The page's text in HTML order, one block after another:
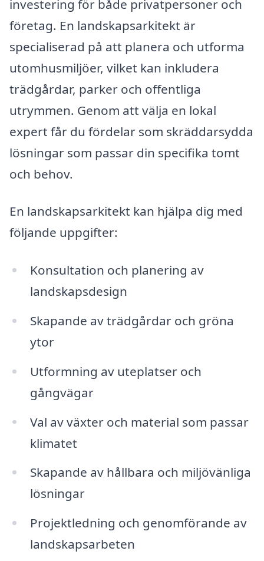
investering för både privatpersoner och
företag. En landskapsarkitekt är
specialiserad på att planera och utforma
utomhusmiljöer, vilket kan inkludera
trädgårdar, parker och offentliga
utrymmen. Genom att välja en lokal
expert får du fördelar som skräddarsydda
lösningar som passar din specifika tomt
och behov.
En landskapsarkitekt kan hjälpa dig med
följande uppgifter:
Konsultation och planering av
landskapsdesign
Skapande av trädgårdar och gröna
ytor
Utformning av uteplatser och
gångvägar
Val av växter och material som passar
klimatet
Skapande av hållbara och miljövänliga
lösningar
Projektledning och genomförande av
landskapsarbeten